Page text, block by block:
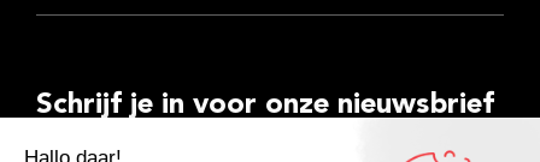
Schrijf je in voor onze nieuwsbrief